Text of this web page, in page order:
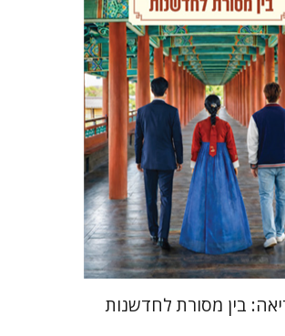
מחיר השקה
$35
$24
בין מסורת לחדשנות